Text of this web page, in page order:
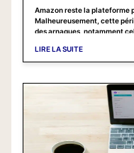
Amazon reste la plateforme
Malheureusement, cette
des arnaques, notamment
particuliers et peut avoir de
LIRE LA SUITE